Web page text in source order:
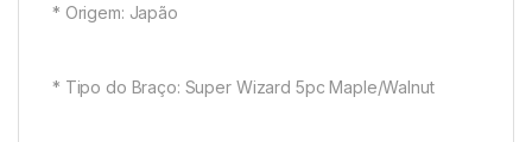
* Origem: Japão
* Tipo do Braço: Super Wizard 5pc Maple/Walnut